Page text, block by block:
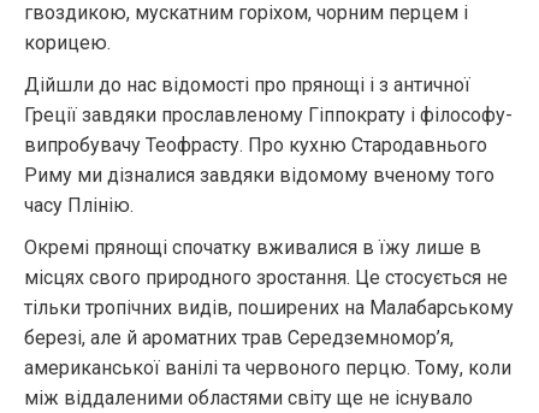
гвоздикою, мускатним горіхом, чорним перцем і
корицею.
Дійшли до нас відомості про прянощі і з античної
Греції завдяки прославленому Гіппократу і філософу-
випробувачу Теофрасту. Про кухню Стародавнього
Риму ми дізналися завдяки відомому вченому того
часу Плінію.
Окремі прянощі спочатку вживалися в їжу лише в
місцях свого природного зростання. Це стосується не
тільки тропічних видів, поширених на Малабарському
березі, але й ароматних трав Середземномор’я,
американської ванілі та червоного перцю. Тому, коли
між віддаленими областями світу ще не існувало